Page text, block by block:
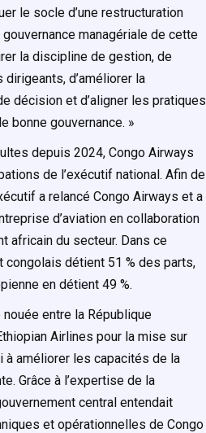
le socle d’une restructuration
managériale de cette
la discipline de gestion, de
d’améliorer la
décision et d’aligner les pratiques
bonne gouvernance. »
depuis 2024, Congo Airways
de l’exécutif national. Afin de
a relancé Congo Airways et a
d’aviation en collaboration
africain du secteur. Dans ce
congolais détient 51 % des parts,
en détient 49 %.
entre la République
Airlines pour la mise sur
à améliorer les capacités de la
Grâce à l’expertise de la
central entendait
et opérationnelles de Congo